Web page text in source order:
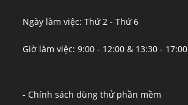
Ngày làm việc: Thứ 2 - Thứ 6
Giờ làm việc: 9:00 - 12:00 & 13:30 - 17:00
- Chính sách dùng thử phần mềm